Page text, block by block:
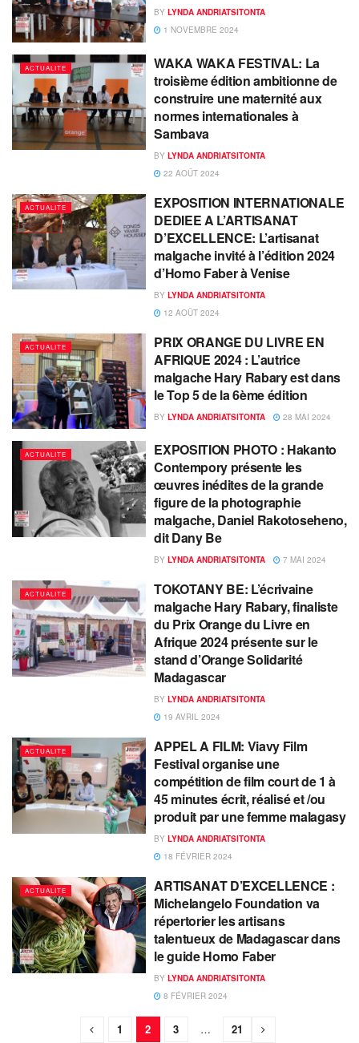
BY LYNDA ANDRIATSITONTA
1 NOVEMBRE 2024
ACTUALITE
WAKA WAKA FESTIVAL: La
troisième édition ambitionne de
construire une maternité aux
normes internationales à
Sambava
BY LYNDA ANDRIATSITONTA
22 AOÛT 2024
ACTUALITE
EXPOSITION INTERNATIONALE
DEDIEE A L’ARTISANAT
D’EXCELLENCE: L’artisanat
malgache invité à l’édition 2024
d’Homo Faber à Venise
BY LYNDA ANDRIATSITONTA
12 AOÛT 2024
ACTUALITE
PRIX ORANGE DU LIVRE EN
AFRIQUE 2024 : L’autrice
malgache Hary Rabary est dans
le Top 5 de la 6ème édition
BY LYNDA ANDRIATSITONTA 28 MAI 2024
ACTUALITE
EXPOSITION PHOTO : Hakanto
Contempory présente les
œuvres inédites de la grande
figure de la photographie
malgache, Daniel Rakotoseheno,
dit Dany Be
BY LYNDA ANDRIATSITONTA 7 MAI 2024
ACTUALITE
TOKOTANY BE: L’écrivaine
malgache Hary Rabary, finaliste
du Prix Orange du Livre en
Afrique 2024 présente sur le
stand d’Orange Solidarité
Madagascar
BY LYNDA ANDRIATSITONTA
19 AVRIL 2024
ACTUALITE
APPEL A FILM: Viavy Film
Festival organise une
compétition de film court de 1 à
45 minutes écrit, réalisé et /ou
produit par une femme malagasy
BY LYNDA ANDRIATSITONTA
18 FÉVRIER 2024
ACTUALITE
ARTISANAT D’EXCELLENCE :
Michelangelo Foundation va
répertorier les artisans
talentueux de Madagascar dans
le guide Homo Faber
BY LYNDA ANDRIATSITONTA
8 FÉVRIER 2024
1 2 3 … 21